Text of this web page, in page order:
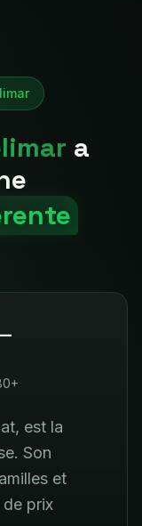
a
est la
Son
et
prix